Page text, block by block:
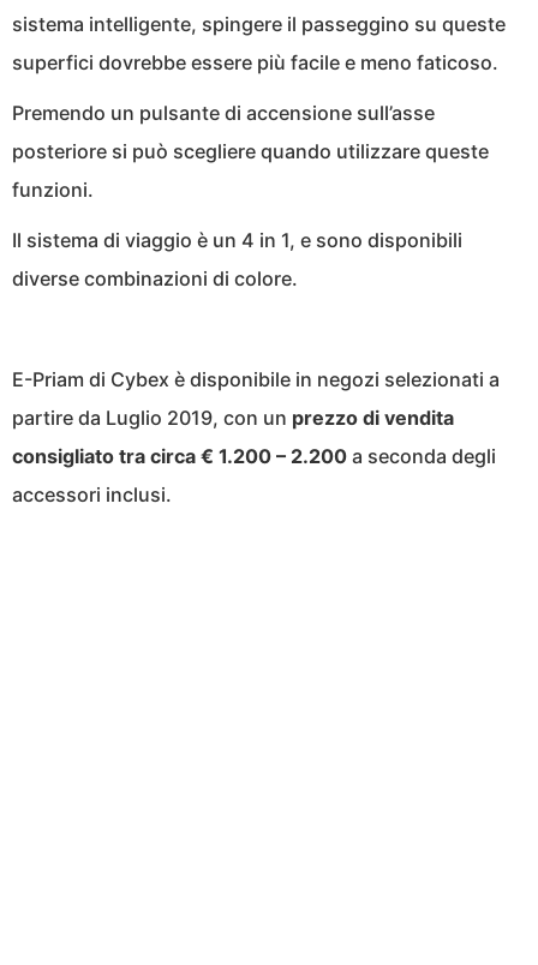
sistema intelligente, spingere il passeggino su queste
superfici dovrebbe essere più facile e meno faticoso.
Premendo un pulsante di accensione sull’asse
posteriore si può scegliere quando utilizzare queste
funzioni.
Il sistema di viaggio è un 4 in 1, e sono disponibili
diverse combinazioni di colore.
E-Priam di Cybex è disponibile in negozi selezionati a
partire da Luglio 2019, con un prezzo di vendita
consigliato tra circa € 1.200 – 2.200 a seconda degli
accessori inclusi.